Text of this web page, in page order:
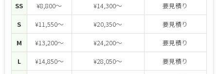
SS
¥8,800～ ¥14,300～
要見積り
S
¥11,550～ ¥20,350～
要見積り
M
¥13,200～ ¥24,200～
要見積り
L
¥14,850～ ¥28,050～
要見積り